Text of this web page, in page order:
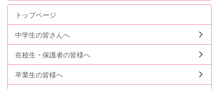
トップページ
中学生の皆さんへ
在校生・保護者の皆様へ
卒業生の皆様へ